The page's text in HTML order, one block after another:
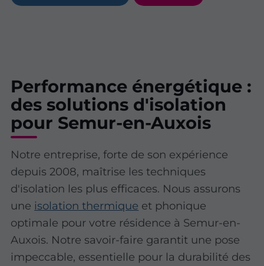
Performance énergétique :
des solutions d'isolation
pour Semur-en-Auxois
Notre entreprise, forte de son expérience
depuis 2008, maîtrise les techniques
d'isolation les plus efficaces. Nous assurons
une isolation thermique et phonique
optimale pour votre résidence à Semur-en-
Auxois. Notre savoir-faire garantit une pose
impeccable, essentielle pour la durabilité des